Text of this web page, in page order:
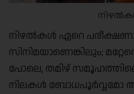
നിഴല്‍കള്‍ ഏറെ
സിനിമയാണെങ്കിലും;
പോലെ, തമിഴ്
നിലകള്‍ ബോധപൂര്‍വ്വമോ